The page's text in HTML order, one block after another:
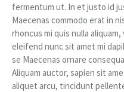
fermentum ut. In et justo id
Maecenas commodo erat in
rhoncus mi quis nulla
eleifend nunc sit amet mi
se Maecenas ornare
Aliquam auctor, sapien sit
aliquet arcu, tincidunt